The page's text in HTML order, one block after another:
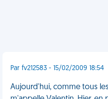
Par fv212583 - 15/02/2009 18:54
Aujourd'hui, comme tous